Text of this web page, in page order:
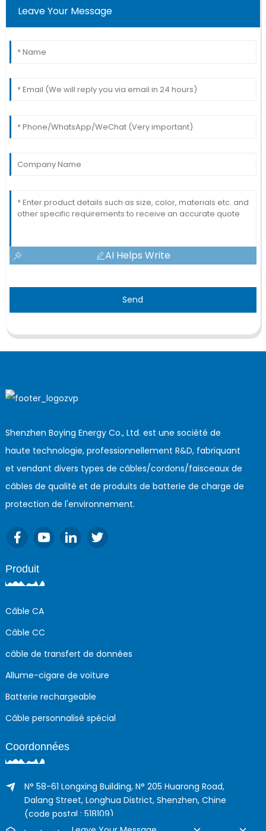
Leave Your Message
AI Helps Write
Send
Shenzhen Boying Energy Co., Ltd. est une société de
haute technologie, professionnellement R&D, fabriquant
et vendant divers types de câbles/cordons/faisceaux de
câbles de qualité et de produits de batterie de charge de
protection de l'environnement.
Produit
Câble CA
Câble CC
câble de transfert de données
Allume-cigare de voiture
Batterie rechargeable
Câble personnalisé spécial
Coordonnées
N° 58-61 Longxing Building, N° 205 Huarong Road,
Dalang Street, Longhua District, Shenzhen, Chine
(code postal : 518109)